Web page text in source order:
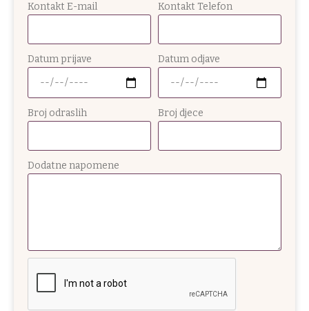
Kontakt E-mail Kontakt Telefon
Datum prijave Datum odjave
Broj odraslih Broj djece
Dodatne napomene